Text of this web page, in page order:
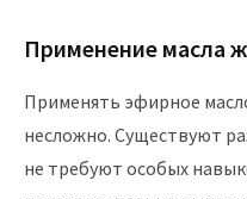
Применение масла
Применять эфирное
несложно. Существуют
не требуют особых